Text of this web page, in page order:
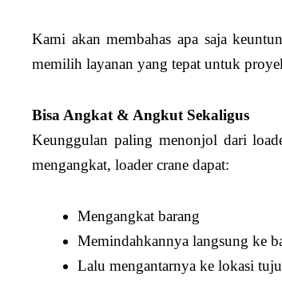
Kami akan membahas apa saja
memilih layanan yang tepat untuk
Bisa Angkat & Angkut Sekaligus
Keunggulan paling menonjol dari
mengangkat, loader crane dapat:
Mengangkat barang
Memindahkannya langsung ke
Lalu mengantarnya ke lokasi